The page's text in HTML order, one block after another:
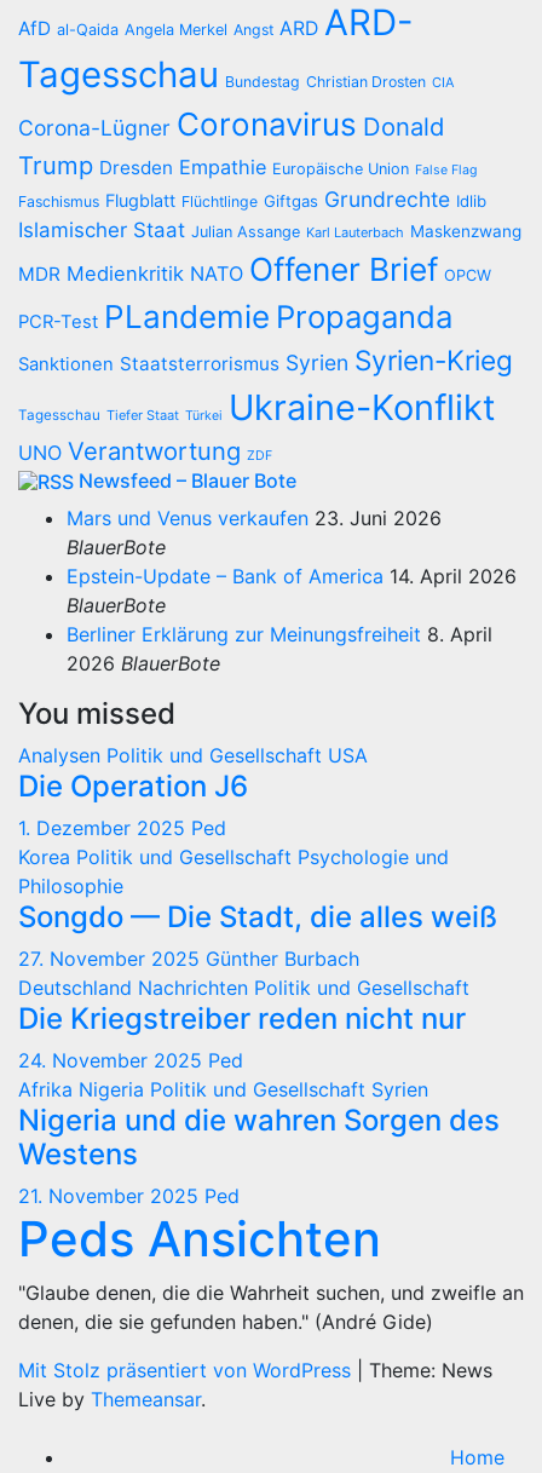
AfD al-Qaida Angela Merkel Angst ARD ARD-
Tagesschau Bundestag Christian Drosten CIA
Corona-Lügner Coronavirus Donald
Trump Dresden Empathie Europäische Union False Flag
Faschismus Flugblatt Flüchtlinge Giftgas Grundrechte Idlib
Islamischer Staat Julian Assange Karl Lauterbach Maskenzwang
MDR Medienkritik NATO Offener Brief OPCW
PCR-Test PLandemie Propaganda
Sanktionen Staatsterrorismus Syrien Syrien-Krieg
Tagesschau Tiefer Staat Türkei Ukraine-Konflikt
UNO Verantwortung ZDF
Newsfeed – Blauer Bote
Mars und Venus verkaufen 23. Juni 2026
BlauerBote
Epstein-Update – Bank of America 14. April 2026
BlauerBote
Berliner Erklärung zur Meinungsfreiheit 8. April
2026 BlauerBote
You missed
Analysen Politik und Gesellschaft USA
Die Operation J6
1. Dezember 2025 Ped
Korea Politik und Gesellschaft Psychologie und
Philosophie
Songdo — Die Stadt, die alles weiß
27. November 2025 Günther Burbach
Deutschland Nachrichten Politik und Gesellschaft
Die Kriegstreiber reden nicht nur
24. November 2025 Ped
Afrika Nigeria Politik und Gesellschaft Syrien
Nigeria und die wahren Sorgen des
Westens
21. November 2025 Ped
Peds Ansichten
"Glaube denen, die die Wahrheit suchen, und zweifle an
denen, die sie gefunden haben." (André Gide)
Mit Stolz präsentiert von WordPress
Theme: News
Live by Themeansar.
Home